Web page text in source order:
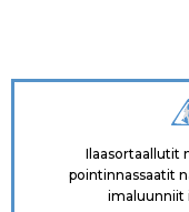
Ilaasortaallutit
pointinnassaatit
imaluunniit